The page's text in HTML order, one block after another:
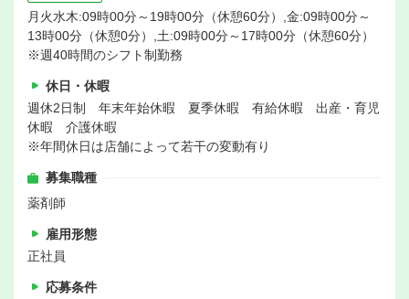
月火水木:09時00分～19時00分（休憩60分）,金:09時00分～
13時00分（休憩0分）,土:09時00分～17時00分（休憩60分）
※週40時間のシフト制勤務
休日・休暇
週休2日制 年末年始休暇 夏季休暇 有給休暇 出産・育児
休暇 介護休暇
※年間休日は店舗によって若干の変動有り
募集職種
薬剤師
雇用形態
正社員
応募条件